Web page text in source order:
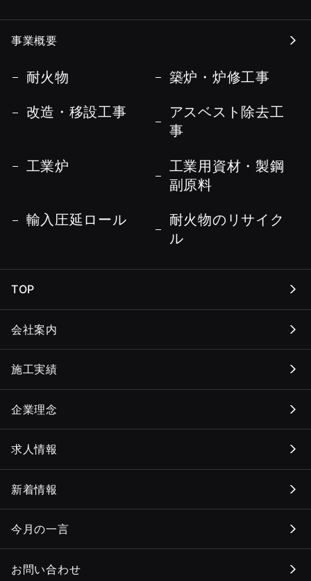
事業概要
耐火物 築炉・炉修工事
改造・移設工事
アスベスト除去工
事
工業炉
工業用資材・製鋼
副原料
輸入圧延ロール
耐火物のリサイク
ル
TOP
会社案内
施工実績
企業理念
求人情報
新着情報
今月の一言
お問い合わせ